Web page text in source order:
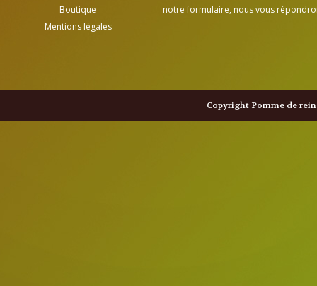
Boutique
Mentions légales
notre formulaire, nous vous
Copyright Pomme de